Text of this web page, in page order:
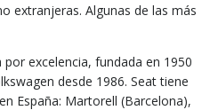
extranjeras. Algunas de las más
por excelencia, fundada en 1950
desde 1986. Seat tiene
España: Martorell (Barcelona),